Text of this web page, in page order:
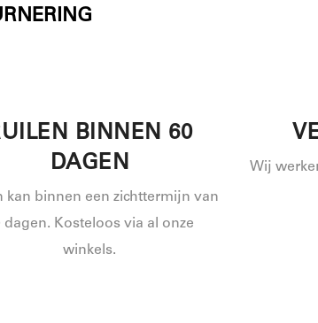
BINNEN 60
DAGEN
kan binnen een zichttermijn van
dagen. Kosteloos via al onze
winkels.
Wij